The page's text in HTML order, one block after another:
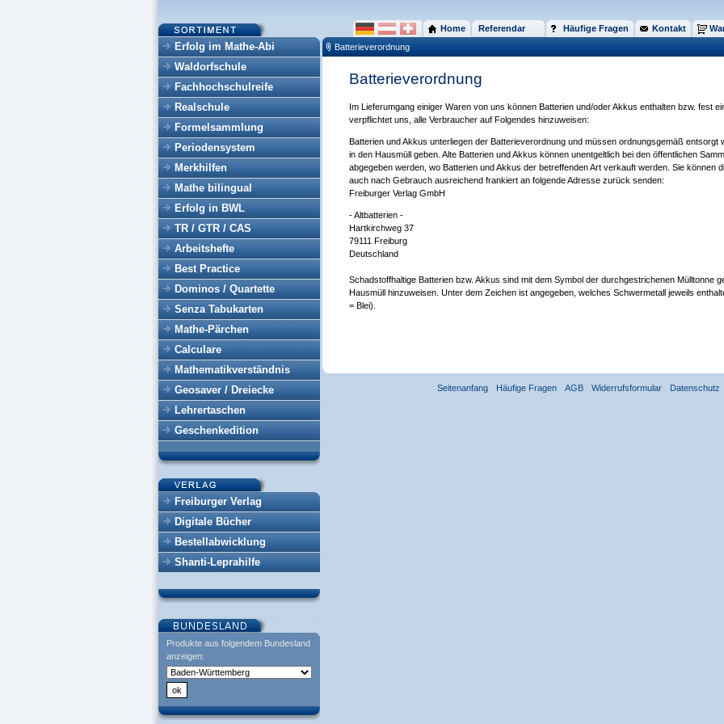
Erfolg im Mathe-Abi
Waldorfschule
Fachhochschulreife
Realschule
Formelsammlung
Periodensystem
Merkhilfen
Mathe bilingual
Erfolg in BWL
TR / GTR / CAS
Arbeitshefte
Best Practice
Dominos / Quartette
Senza Tabukarten
Mathe-Pärchen
Calculare
Mathematikverständnis
Geosaver / Dreiecke
Lehrertaschen
Geschenkedition
Freiburger Verlag
Digitale Bücher
Bestellabwicklung
Shanti-Leprahilfe
Produkte aus folgendem Bundesland
anzeigen:
Home Referendar Häufige Fragen Kontakt
Batterieverordnung
Batterieverordnung
Im Lieferumgang einiger Waren von uns können Batterien und/oder Akkus enthalten bzw. fest
verpflichtet uns, alle Verbraucher auf Folgendes hinzuweisen:
Batterien und Akkus unterliegen der Batterieverordnung und müssen ordnungsgemäß entsorgt
in den Hausmüll geben. Alte Batterien und Akkus können unentgeltlich bei den öffentlichen
abgegeben werden, wo Batterien und Akkus der betreffenden Art verkauft werden. Sie können
auch nach Gebrauch ausreichend frankiert an folgende Adresse zurück senden:
Freiburger Verlag GmbH
- Altbatterien -
Hartkirchweg 37
79111 Freiburg
Deutschland
Schadstoffhaltige Batterien bzw. Akkus sind mit dem Symbol der durchgestrichenen Mülltonne
Hausmüll hinzuweisen. Unter dem Zeichen ist angegeben, welches Schwermetall jeweils
= Blei).
Seitenanfang Häufige Fragen AGB Widerrufsformular Datenschutz